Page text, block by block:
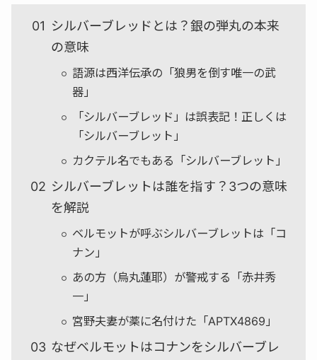
シルバーブレッドとは？銀の弾丸の本来
の意味
語源は西洋伝承の「狼男を倒す唯一の武
器」
「シルバーブレッド」は誤表記！正しくは
「シルバーブレット」
カクテル名でもある「シルバーブレット」
シルバーブレットは誰を指す？3つの意味
を解説
ベルモットが呼ぶシルバーブレットは「コ
ナン」
あの方（烏丸蓮耶）が警戒する「赤井秀
一」
宮野夫妻が薬に名付けた「APTX4869」
なぜベルモットはコナンをシルバーブレ